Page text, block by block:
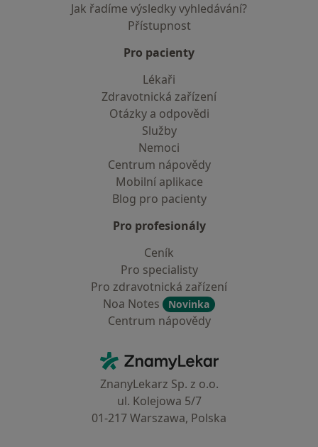
Jak řadíme výsledky vyhledávání?
Přístupnost
Pro pacienty
Lékaři
Zdravotnická zařízení
Otázky a odpovědi
Služby
Nemoci
Centrum nápovědy
Mobilní aplikace
Blog pro pacienty
Pro profesionály
Ceník
Pro specialisty
Pro zdravotnická zařízení
Noa Notes
Novinka
Centrum nápovědy
ZnamyLekar - Hlavní stránka
ZnanyLekarz Sp. z o.o.
ul. Kolejowa 5/7
01-217 Warszawa, Polska